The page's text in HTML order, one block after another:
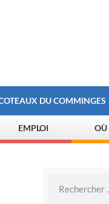
DU COMMINGES
EMPLOI OÙ